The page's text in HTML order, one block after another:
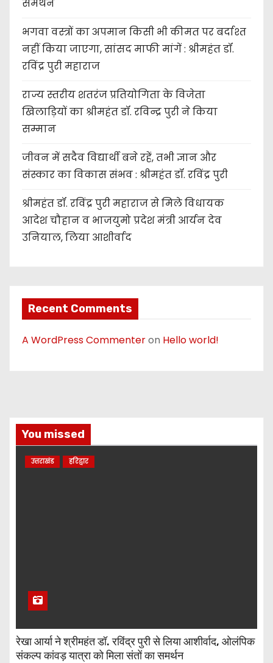
समर्थन
भगवा वस्त्रों का अपमान किसी भी कीमत पर बर्दाश्त
नहीं किया जाएगा, सांसद माफी मांगें : श्रीमहंत डॉ.
रविंद्र पुरी महाराज
राज्य स्तरीय शतरंज प्रतियोगिता के विजेता
खिलाड़ियों का श्रीमहंत डॉ. रविन्द्र पुरी ने किया
सम्मान
जीवन में सदैव विद्यार्थी बने रहें, तभी ज्ञान और
संस्कार का विकास संभव : श्रीमहंत डॉ. रविंद्र पुरी
श्रीमहंत डॉ. रविंद्र पुरी महाराज से मिले विधायक
आदेश चौहान व भाजयुमो प्रदेश मंत्री आर्यन देव
उनियाल, लिया आशीर्वाद
Recent Comments
A WordPress Commenteron Hello world!
You missed
उत्तराखंड हरिद्वार
रेखा आर्या ने श्रीमहंत डॉ. रविंद्र पुरी से लिया आशीर्वाद, ओलंपिक
संकल्प कांवड़ यात्रा को मिला संतों का समर्थन